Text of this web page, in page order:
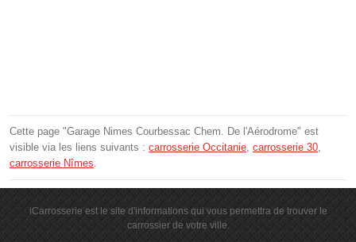
Cette page "Garage Nimes Courbessac Chem. De l'Aérodrome" est
visible via les liens suivants : carrosserie Occitanie, carrosserie 30,
carrosserie Nîmes.
iCarrosserie est le site d'informations qui vous permettra de trouver le
carrossier de votre ville.